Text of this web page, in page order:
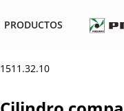
PRODUCTOS
1511.32.10